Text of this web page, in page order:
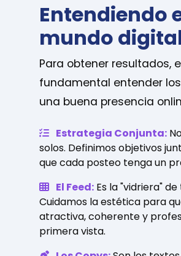
Entendiendo
mundo
Para obtener resultados,
fundamental entender
una buena presencia
Estrategia Conjunta:
solos. Definimos objetivos
que cada posteo tenga un
El Feed: Es la "vidriera"
Cuidamos la estética para
atractiva, coherente y
primera vista.